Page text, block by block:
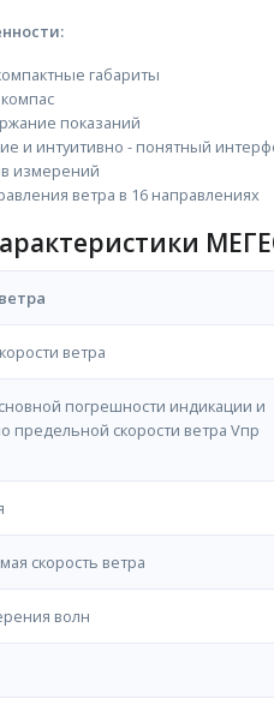
габариты
показаний
и интуитивно - понятный
измерений
ветра в 16 направлениях
ветра
погрешности индикации и
предельной скорости ветра Vпр
скорость ветра
волн